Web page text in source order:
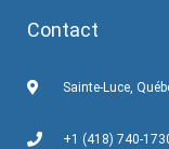
Contact
Sainte-Luce,
+1 (418) 740-